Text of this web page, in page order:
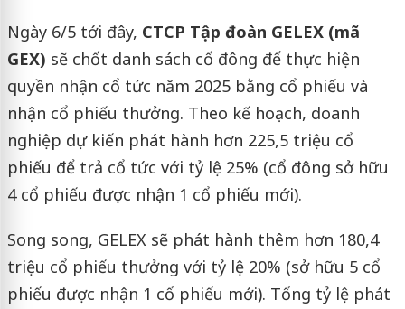
Ngày 6/5 tới đây, CTCP Tập đoàn GELEX (mã
GEX) sẽ chốt danh sách cổ đông để thực hiện
quyền nhận cổ tức năm 2025 bằng cổ phiếu và
nhận cổ phiếu thưởng. Theo kế hoạch, doanh
nghiệp dự kiến phát hành hơn 225,5 triệu cổ
phiếu để trả cổ tức với tỷ lệ 25% (cổ đông sở hữu
4 cổ phiếu được nhận 1 cổ phiếu mới).
Song song, GELEX sẽ phát hành thêm hơn 180,4
triệu cổ phiếu thưởng với tỷ lệ 20% (sở hữu 5 cổ
phiếu được nhận 1 cổ phiếu mới). Tổng tỷ lệ phát